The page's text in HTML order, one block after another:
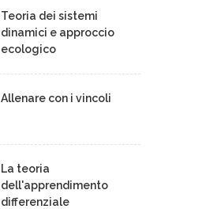
Teoria dei sistemi
dinamici e approccio
ecologico
Allenare con i vincoli
La teoria
dell'apprendimento
differenziale